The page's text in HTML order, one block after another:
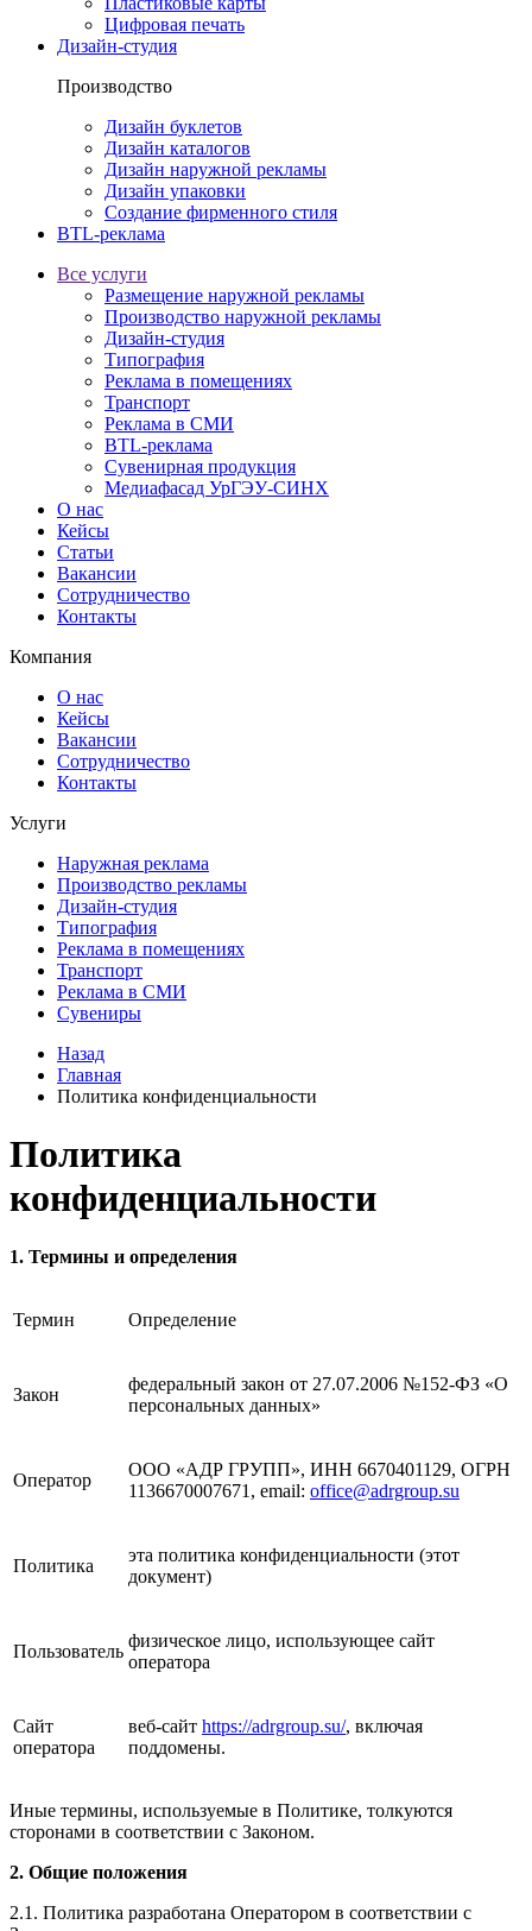
Цифровая печать
Дизайн-студия
Производство
Дизайн буклетов
Дизайн каталогов
Дизайн наружной рекламы
Дизайн упаковки
Создание фирменного стиля
BTL-реклама
Все услуги
Размещение наружной рекламы
Производство наружной рекламы
Дизайн-студия
Типография
Реклама в помещениях
Транспорт
Реклама в СМИ
BTL-реклама
Сувенирная продукция
Медиафасад УрГЭУ-СИНХ
О нас
Кейсы
Статьи
Вакансии
Сотрудничество
Контакты
Компания
О нас
Кейсы
Вакансии
Сотрудничество
Контакты
Услуги
Наружная реклама
Производство рекламы
Дизайн-студия
Типография
Реклама в помещениях
Транспорт
Реклама в СМИ
Сувениры
Назад
Главная
Политика конфиденциальности
Политика
конфиденциальности
1. Термины и определения
Термин Определение
Закон
федеральный закон от 27.07.2006 №152-ФЗ «О
персональных данных»
Оператор
ООО «АДР ГРУПП», ИНН 6670401129, ОГРН
1136670007671, email: office@adrgroup.su
Политика
эта политика конфиденциальности (этот
документ)
Пользователь
физическое лицо, использующее сайт
оператора
Сайт
оператора
веб-сайт https://adrgroup.su/, включая
поддомены.
Иные термины, используемые в Политике, толкуются
сторонами в соответствии с Законом.
2. Общие положения
2.1. Политика разработана Оператором в соответствии с